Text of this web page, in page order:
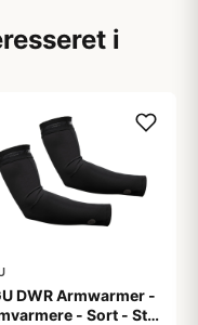
i
DWR Armwarmer -
- Sort - Str.